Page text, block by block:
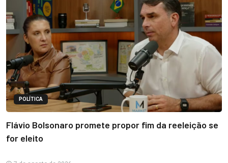
POLÍTICA
Flávio Bolsonaro promete propor fim da reeleição se
for eleito